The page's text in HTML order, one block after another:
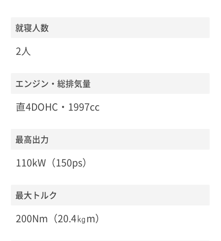
就寝人数
2人
エンジン・総排気量
直4DOHC・1997cc
最高出力
110kW（150ps）
最大トルク
200Nm（20.4㎏m）